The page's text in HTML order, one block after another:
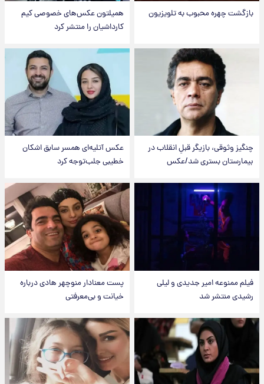
بازگشت چهره محبوب به تلویزیون
همیلتون عکس‌های خصوصی کیم‌
کارداشیان را منتشر کرد
چنگیز وثوقی، بازیگر قبلِ انقلاب در
بیمارستان بستری شد/عکس
عکس‌ آتلیه‌ای همسر سابق اشکان
خطیبی جلب‌توجه کرد
فیلم ممنوعه امیر جدیدی و لیلی
رشیدی منتشر شد
پست معنادار منوچهر هادی درباره
خیانت و بی‌معرفتی